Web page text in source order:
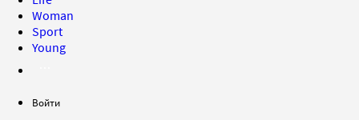
Woman
Sport
Young
Войти